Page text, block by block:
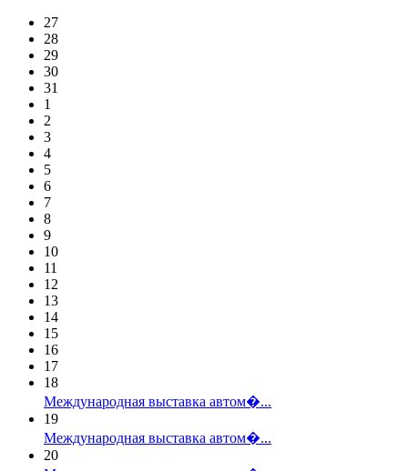
27
28
29
30
31
1
2
3
4
5
6
7
8
9
10
11
12
13
14
15
16
17
18
Международная выставка автом�...
19
Международная выставка автом�...
20